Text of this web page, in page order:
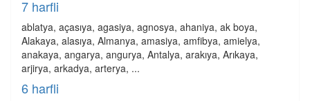
7 harfli
ablatya, açasıya, agasiya, agnosya, ahaniya, ak boya,
Alakaya, alasıya, Almanya, amasiya, amfibya, amielya,
anakaya, angarya, angurya, Antalya, arakıya, Arıkaya,
arjirya, arkadya, arterya, ...
6 harfli